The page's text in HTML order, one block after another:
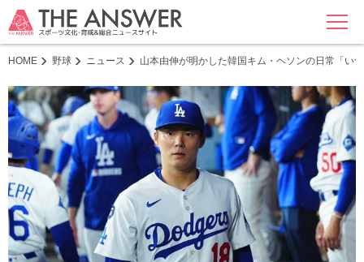
MENU
HOME 野球 ニュース 山本由伸が明かした韓国キム・ヘソンの日常「